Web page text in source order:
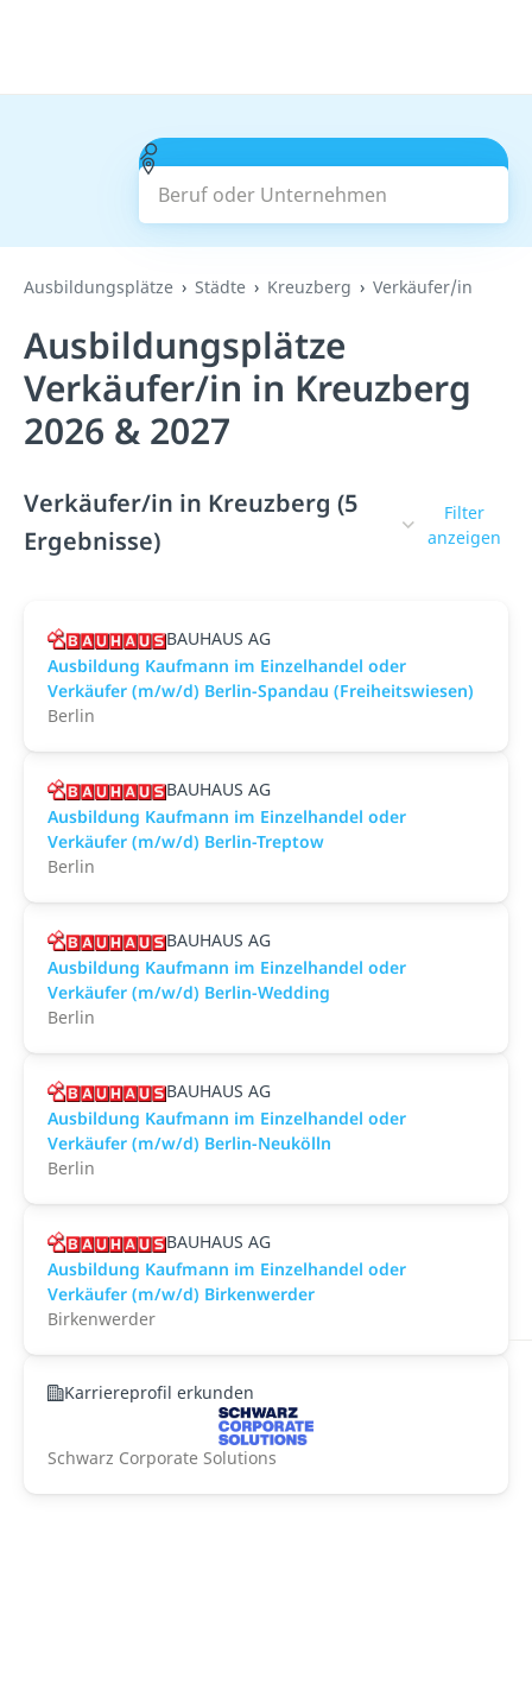
Beruf oder Unternehmen
Suchen
Ausbildungsplätze Städte Kreuzberg Verkäufer/in
Ausbildungsplätze
Verkäufer/in in Kreuzberg
2026 & 2027
Verkäufer/in in Kreuzberg (5
Ergebnisse)
Filter
anzeigen
BAUHAUS AG
Ausbildung Kaufmann im Einzelhandel oder
Verkäufer (m/w/d) Berlin-Spandau (Freiheitswiesen)
Berlin
BAUHAUS AG
Ausbildung Kaufmann im Einzelhandel oder
Verkäufer (m/w/d) Berlin-Treptow
Berlin
BAUHAUS AG
Ausbildung Kaufmann im Einzelhandel oder
Verkäufer (m/w/d) Berlin-Wedding
Berlin
BAUHAUS AG
Ausbildung Kaufmann im Einzelhandel oder
Verkäufer (m/w/d) Berlin-Neukölln
Berlin
BAUHAUS AG
Ausbildung Kaufmann im Einzelhandel oder
Verkäufer (m/w/d) Birkenwerder
Birkenwerder
Karriereprofil erkunden
Schwarz Corporate Solutions